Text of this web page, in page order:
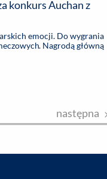
emocji. Do wygrania
Nagrodą główną
następna